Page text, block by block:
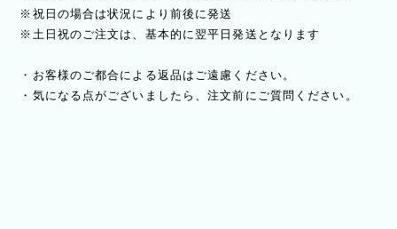
※祝日の場合は状況により前後に発送
※土日祝のご注文は、基本的に翌平日発送となります
・お客様のご都合による返品はご遠慮ください。
・気になる点がございましたら、注文前にご質問ください。